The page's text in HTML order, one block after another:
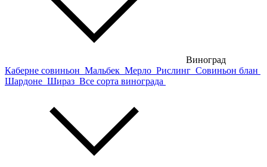
Виноград
Каберне совиньон Мальбек Мерло Рислинг Совиньон блан
Шардоне Шираз Все сорта винограда